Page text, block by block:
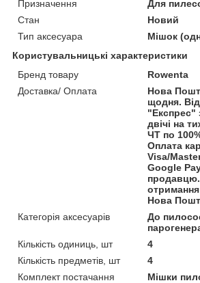
Призначення
Для
Стан
Новий
Тип аксесуара
Мішок
Користувальницькі характеристики
Бренд товару
Rowenta
Доставка/ Оплата
Нова
щодня.
"Експрес"
двічі на
ЧТ по
Оплата
Visa/
Google
продавцю.
Нова
Категорія аксесуарів
До
Кількість одиниць, шт
4
Кількість предметів, шт
4
Комплект постачання
Мішки